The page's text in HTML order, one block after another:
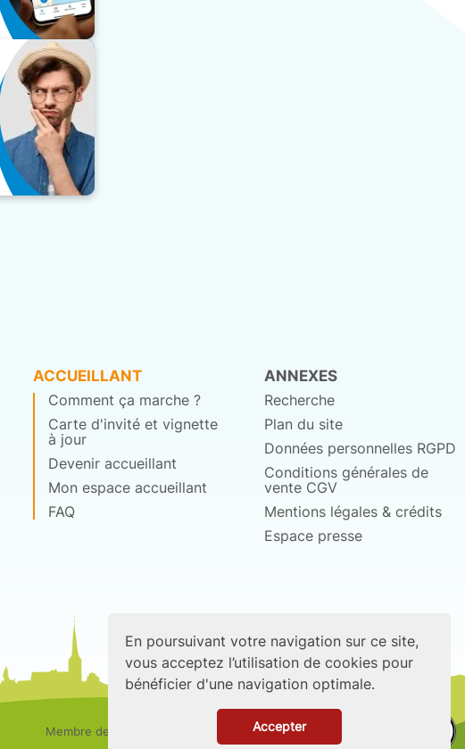
En poursuivant votre navigation sur ce site,
vous acceptez l’utilisation de cookies pour
bénéficier d'une navigation optimale.
Accepter
ACCUEILLANT
Comment ça marche ?
Carte d'invité et vignette
à jour
Devenir accueillant
Mon espace accueillant
FAQ
ANNEXES
Recherche
Plan du site
Données personnelles RGPD
Conditions générales de
vente CGV
Mentions légales & crédits
Espace presse
Membre de la fédération européenne de la Formule Invitation